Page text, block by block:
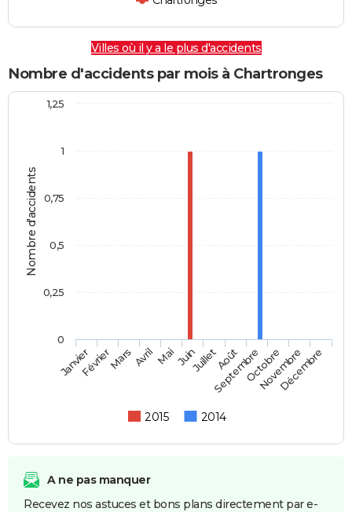
Villes où il y a le plus d'accidents
Nombre d'accidents par mois à Chartronges
Nombre d'accidents
2015 2014
JanvierFévrierMars AvrilMaiJuinJuilletAoût
SeptembreOctobre
Novembre
Décembre
0
1
0,25
0,5
0,75
1,25
A ne pas manquer
Recevez nos astuces et bons plans directement par e-